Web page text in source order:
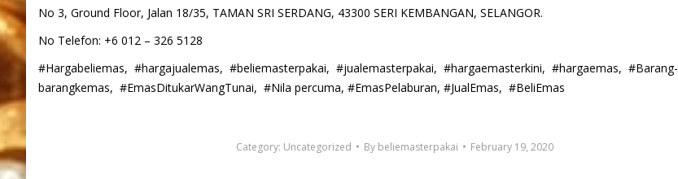
No 3, Ground Floor, Jalan 18/35, TAMAN SRI SERDANG, 43300 SERI KEMBANGAN, SELANGOR.
No Telefon: +6 012 – 326 5128
#Hargabeliemas, #hargajualemas, #beliemasterpakai, #jualemasterpakai, #hargaemasterkini, #hargaemas, #Barang-
barangkemas, #EmasDitukarWangTunai, #Nila percuma, #EmasPelaburan, #JualEmas, #BeliEmas
Category: Uncategorized By beliemasterpakai February 19, 2020